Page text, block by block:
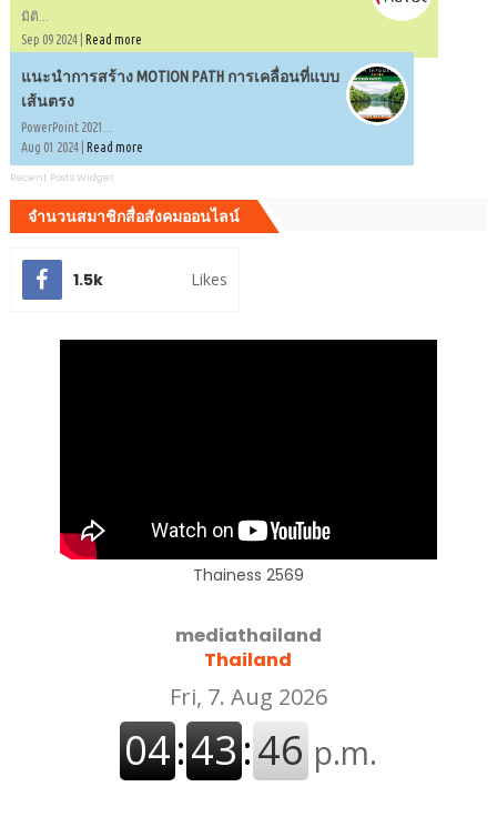
มิติ...
Sep 09 2024 | Read more
แนะนำการสร้าง MOTION PATH การเคลื่อนที่แบบ
เส้นตรง
PowerPoint 2021...
Aug 01 2024 | Read more
Recent Posts Widget
จำนวนสมาชิกสื่อสังคมออนไลน์
1.5k Likes
Thainess 2569
mediathailand
Thailand